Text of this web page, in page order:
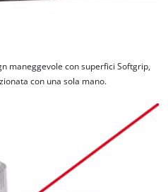
maneggevole con superfici Softgrip,
con una sola mano.